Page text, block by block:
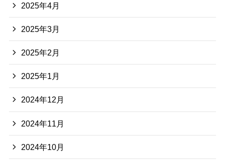
2025年4月
2025年3月
2025年2月
2025年1月
2024年12月
2024年11月
2024年10月